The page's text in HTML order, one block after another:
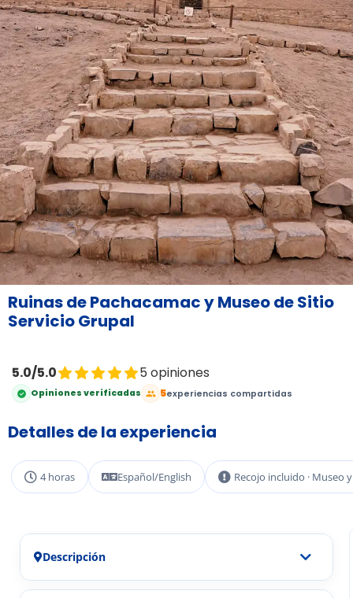
Ruinas de Pachacamac y Museo de Sitio
Servicio Grupal
5.0/5.0 5 opiniones
Opiniones verificadas 5experiencias compartidas
Detalles de la experiencia
4 horas Español/English Recojo incluido · Museo
Descripción